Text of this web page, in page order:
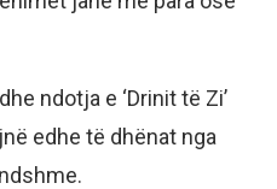
ndotja e ‘Drinit të Zi’
edhe të dhënat nga